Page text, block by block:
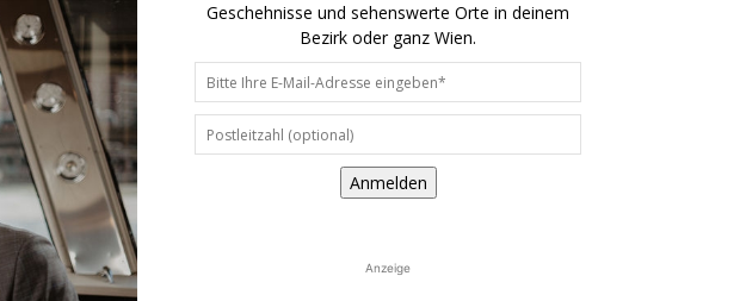
Geschehnisse und sehenswerte Orte in deinem
Bezirk oder ganz Wien.
Anmelden
Anzeige